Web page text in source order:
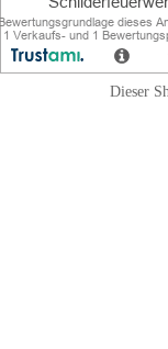
Dieser